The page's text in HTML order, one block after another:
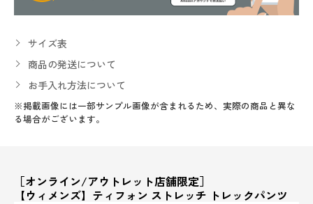
サイズ表
商品の発送について
お手入れ方法について
※掲載画像には一部サンプル画像が含まれるため、実際の商品と異な
る場合がございます。
［オンライン/アウトレット店舗限定］
【ウィメンズ】ティフォン ストレッチ トレックパンツ